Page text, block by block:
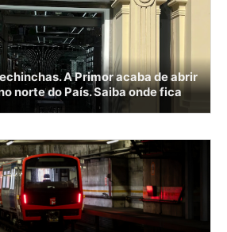
A Primor acaba de abrir
norte do País. Saiba onde fica